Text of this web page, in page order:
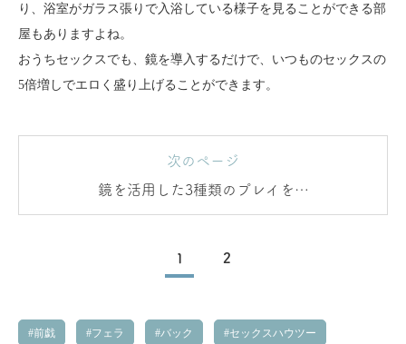
り、浴室がガラス張りで入浴している様子を見ることができる部
屋もありますよね。
おうちセックスでも、鏡を導入するだけで、いつものセックスの
5倍増しでエロく盛り上げることができます。
次のページ
鏡を活用した3種類のプレイをご
紹介！
1 2
前戯 フェラ バック セックスハウツー